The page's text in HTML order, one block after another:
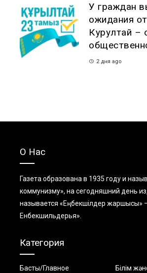
У граждан
ожидания
Курултай –
2 дня ago
О Нас
Газета образована в 1935 году и
коммунизму», на сегодняшний день
называется «Еңбекшiлдер жаршысы»
Енбекшильдерья».
Категория
Басты/Главное Білім